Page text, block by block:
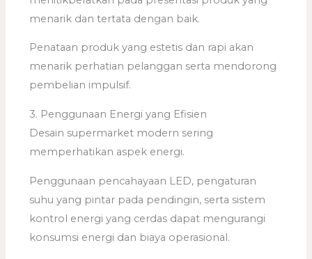
menarik dan tertata dengan baik.
Penataan produk yang estetis dan rapi akan
menarik perhatian pelanggan serta mendorong
pembelian impulsif.
3. Penggunaan Energi yang Efisien
Desain supermarket modern sering
memperhatikan aspek energi.
Penggunaan pencahayaan LED, pengaturan
suhu yang pintar pada pendingin, serta sistem
kontrol energi yang cerdas dapat mengurangi
konsumsi energi dan biaya operasional.